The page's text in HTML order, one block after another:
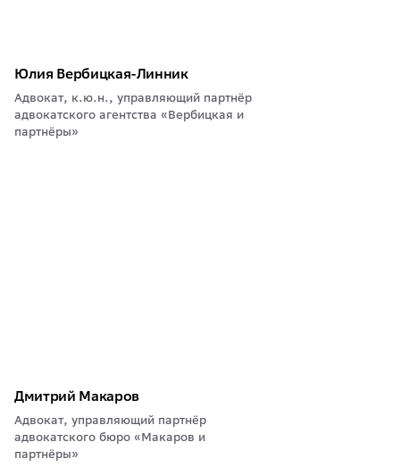
Юлия Вербицкая-Линник
Адвокат, к.ю.н., управляющий партнёр
адвокатского агентства «Вербицкая и
партнёры»
Дмитрий Макаров
Адвокат, управляющий партнёр
адвокатского бюро «Макаров и
партнёры»